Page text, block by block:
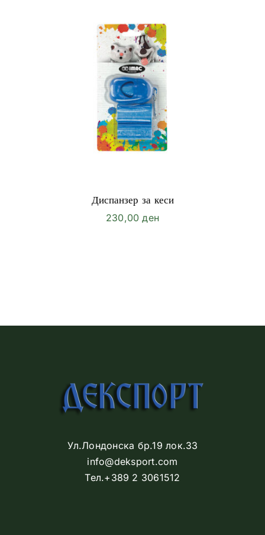
Диспанзер за кеси
230,00ден
Ул.Лондонска бр.19 лок.33
info@deksport.com
Тел.+389 2 3061512